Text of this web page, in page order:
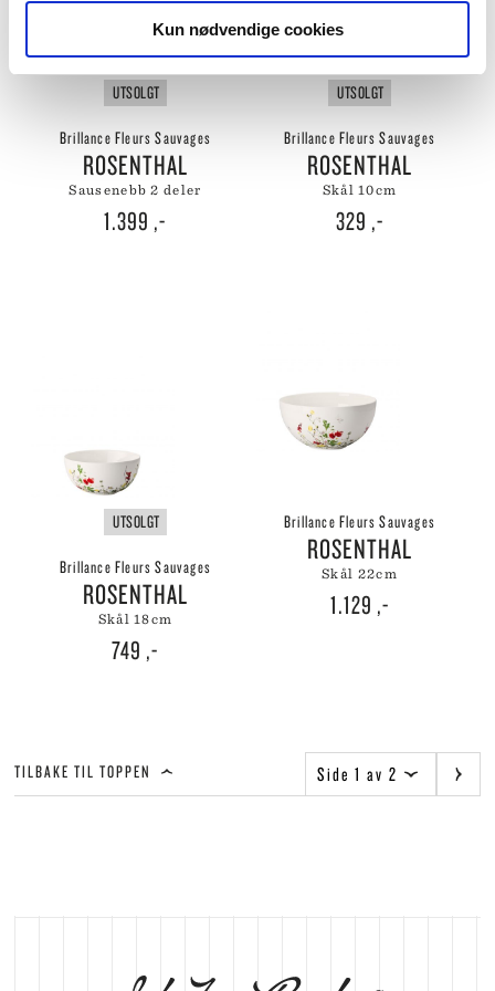
Kun nødvendige cookies
UTSOLGT
Brillance Fleurs Sauvages
ROSENTHAL
sausenebb 2 deler
1.399 ,-
UTSOLGT
Brillance Fleurs Sauvages
ROSENTHAL
skål 10cm
329 ,-
UTSOLGT
Brillance Fleurs Sauvages
ROSENTHAL
skål 18cm
749 ,-
Brillance Fleurs Sauvages
ROSENTHAL
skål 22cm
1.129 ,-
TILBAKE TIL TOPPEN Side 1 av 2